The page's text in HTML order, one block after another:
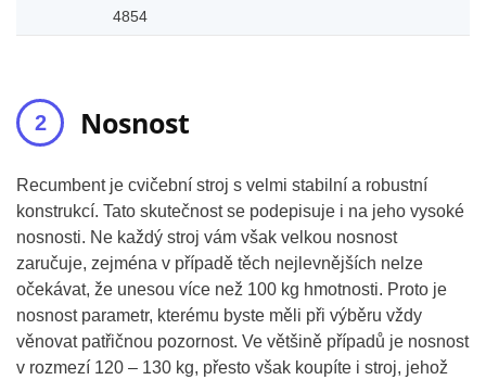
4854
Nosnost
Recumbent je cvičební stroj s velmi stabilní a robustní
konstrukcí. Tato skutečnost se podepisuje i na jeho vysoké
nosnosti. Ne každý stroj vám však velkou nosnost
zaručuje, zejména v případě těch nejlevnějších nelze
očekávat, že unesou více než 100 kg hmotnosti. Proto je
nosnost parametr, kterému byste měli při výběru vždy
věnovat patřičnou pozornost. Ve většině případů je nosnost
v rozmezí 120 – 130 kg, přesto však koupíte i stroj, jehož